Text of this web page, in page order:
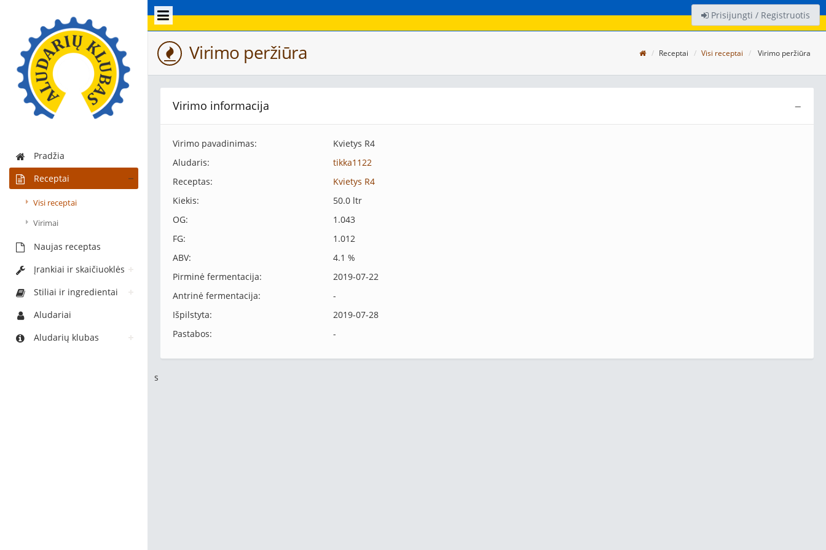
Pradžia
Receptai
Visi receptai
Virimai
Naujas receptas
Įrankiai ir skaičiuoklės
Stiliai ir ingredientai
Aludariai
Aludarių klubas
Prisijungti / Registruotis
Virimo peržiūra Receptai Visi receptai Virimo peržiūra
−
Virimo informacija
Virimo pavadinimas:
Kvietys R4
Aludaris:
tikka1122
Receptas:
Kvietys R4
Kiekis:
50.0 ltr
OG:
1.043
FG:
1.012
ABV:
4.1 %
Pirminė fermentacija:
2019-07-22
Antrinė fermentacija:
-
Išpilstyta:
2019-07-28
Pastabos:
-
s